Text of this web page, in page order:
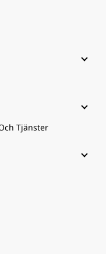
Tjänster